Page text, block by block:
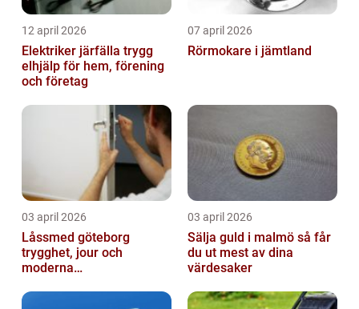
12 april 2026
Elektriker järfälla trygg
elhjälp för hem, förening
och företag
07 april 2026
Rörmokare i jämtland
03 april 2026
Låssmed göteborg
trygghet, jour och
moderna
03 april 2026
Sälja guld i malmö så får
du ut mest av dina
värdesaker